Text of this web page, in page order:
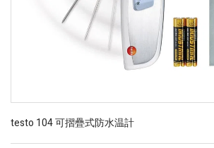
testo 104 可摺疊式防水温計